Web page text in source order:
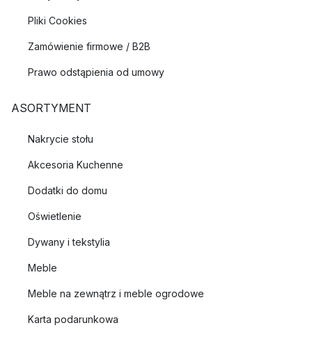
Pliki Cookies
Zamówienie firmowe / B2B
Prawo odstąpienia od umowy
ASORTYMENT
Nakrycie stołu
Akcesoria Kuchenne
Dodatki do domu
Oświetlenie
Dywany i tekstylia
Meble
Meble na zewnątrz i meble ogrodowe
Karta podarunkowa